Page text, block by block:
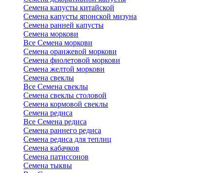
Семена капусты китайской
Семена капусты японской мизуна
Семена ранней капусты
Семена моркови
Все Семена моркови
Семена оранжевой моркови
Семена фиолетовой моркови
Семена желтой моркови
Семена свеклы
Все Семена свеклы
Семена свеклы столовой
Семена кормовой свеклы
Семена редиса
Все Семена редиса
Семена раннего редиса
Семена редиса для теплиц
Семена кабачков
Семена патиссонов
Семена тыквы